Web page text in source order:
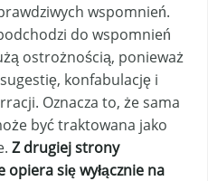
wspomnień.
do wspomnień
ostrożnością, ponieważ
konfabulację i
Oznacza to, że sama
być traktowana jako
Z drugiej strony
opiera się wyłącznie na